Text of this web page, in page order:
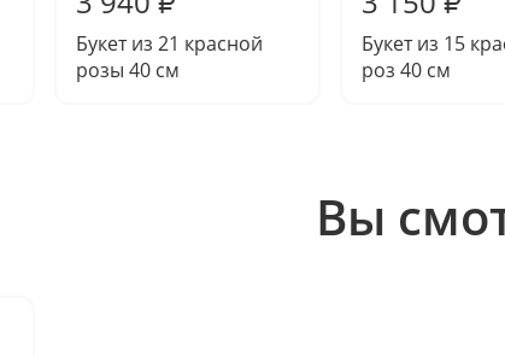
Букет из 21 красной
розы 40 см
Букет из 15
роз 40 см
Вы